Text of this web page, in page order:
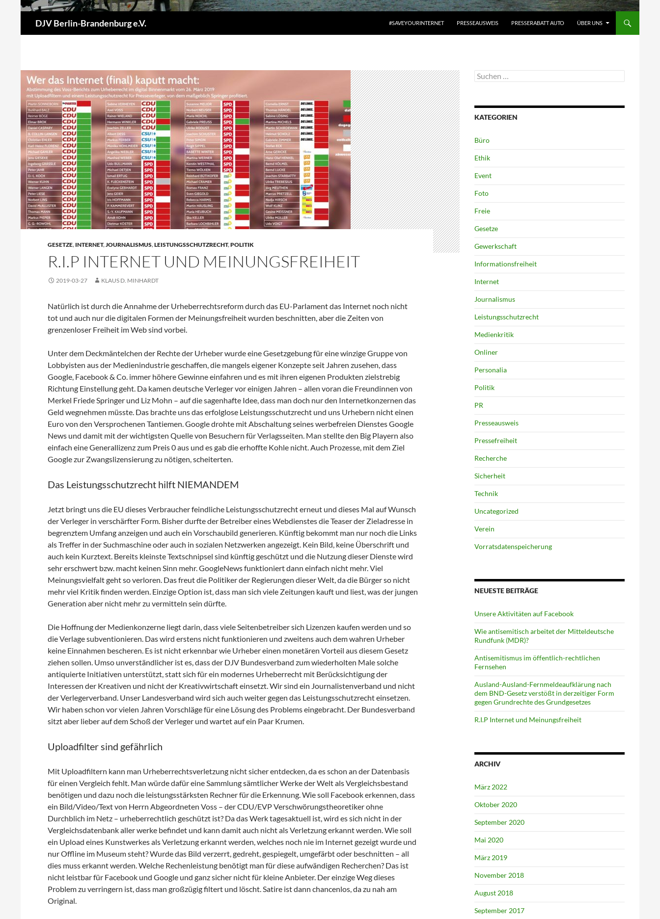
DJV Berlin-Brandenburg e.V. #SAVEYOURINTERNET PRESSEAUSWEIS PRESSERABATT AUTO ÜBER UNS
GESETZE, INTERNET,JOURNALISMUS,LEISTUNGSSCHUTZRECHT,POLITIK
R.I.P INTERNET UND MEINUNGSFREIHEIT
2019-03-27 KLAUS D. MINHARDT
Natürlich ist durch die Annahme der Urheberrechtsreform durch das EU-Parlament das Internet noch nicht
tot und auch nur die digitalen Formen der Meinungsfreiheit wurden beschnitten, aber die Zeiten von
grenzenloser Freiheit im Web sind vorbei.
Unter dem Deckmäntelchen der Rechte der Urheber wurde eine Gesetzgebung für eine winzige Gruppe von
Lobbyisten aus der Medienindustrie geschaffen, die mangels eigener Konzepte seit Jahren zusehen, dass
Google, Facebook & Co. immer höhere Gewinne einfahren und es mit ihren eigenen Produkten zielstrebig
Richtung Einstellung geht. Da kamen deutsche Verleger vor einigen Jahren – allen voran die Freundinnen von
Merkel Friede Springer und Liz Mohn – auf die sagenhafte Idee, dass man doch nur den Internetkonzernen das
Geld wegnehmen müsste. Das brachte uns das erfolglose Leistungsschutzrecht und uns Urhebern nicht einen
Euro von den Versprochenen Tantiemen. Google drohte mit Abschaltung seines werbefreien Dienstes Google
News und damit mit der wichtigsten Quelle von Besuchern für Verlagsseiten. Man stellte den Big Playern also
einfach eine Generallizenz zum Preis 0 aus und es gab die erhoffte Kohle nicht. Auch Prozesse, mit dem Ziel
Google zur Zwangslizensierung zu nötigen, scheiterten.
Das Leistungsschutzrecht hilft NIEMANDEM
Jetzt bringt uns die EU dieses Verbraucher feindliche Leistungsschutzrecht erneut und dieses Mal auf Wunsch
der Verleger in verschärfter Form. Bisher durfte der Betreiber eines Webdienstes die Teaser der Zieladresse in
begrenztem Umfang anzeigen und auch ein Vorschaubild generieren. Künftig bekommt man nur noch die Links
als Treffer in der Suchmaschine oder auch in sozialen Netzwerken angezeigt. Kein Bild, keine Überschrift und
auch kein Kurztext. Bereits kleinste Textschnipsel sind künftig geschützt und die Nutzung dieser Dienste wird
sehr erschwert bzw. macht keinen Sinn mehr. GoogleNews funktioniert dann einfach nicht mehr. Viel
Meinungsvielfalt geht so verloren. Das freut die Politiker der Regierungen dieser Welt, da die Bürger so nicht
mehr viel Kritik finden werden. Einzige Option ist, dass man sich viele Zeitungen kauft und liest, was der jungen
Generation aber nicht mehr zu vermitteln sein dürfte.
Die Hoffnung der Medienkonzerne liegt darin, dass viele Seitenbetreiber sich Lizenzen kaufen werden und so
die Verlage subventionieren. Das wird erstens nicht funktionieren und zweitens auch dem wahren Urheber
keine Einnahmen bescheren. Es ist nicht erkennbar wie Urheber einen monetären Vorteil aus diesem Gesetz
ziehen sollen. Umso unverständlicher ist es, dass der DJV Bundesverband zum wiederholten Male solche
antiquierte Initiativen unterstützt, statt sich für ein modernes Urheberrecht mit Berücksichtigung der
Interessen der Kreativen und nicht der Kreativwirtschaft einsetzt. Wir sind ein Journalistenverband und nicht
der Verlegerverband. Unser Landesverband wird sich auch weiter gegen das Leistungsschutzrecht einsetzen.
Wir haben schon vor vielen Jahren Vorschläge für eine Lösung des Problems eingebracht. Der Bundesverband
sitzt aber lieber auf dem Schoß der Verleger und wartet auf ein Paar Krumen.
Uploadfilter sind gefährlich
Mit Uploadfiltern kann man Urheberrechtsverletzung nicht sicher entdecken, da es schon an der Datenbasis
für einen Vergleich fehlt. Man würde dafür eine Sammlung sämtlicher Werke der Welt als Vergleichsbestand
benötigen und dazu noch die leistungsstärksten Rechner für die Erkennung. Wie soll Facebook erkennen, dass
ein Bild/Video/Text von Herrn Abgeordneten Voss – der CDU/EVP Verschwörungstheoretiker ohne
Durchblich im Netz – urheberrechtlich geschützt ist? Da das Werk tagesaktuell ist, wird es sich nicht in der
Vergleichsdatenbank aller werke befindet und kann damit auch nicht als Verletzung erkannt werden. Wie soll
ein Upload eines Kunstwerkes als Verletzung erkannt werden, welches noch nie im Internet gezeigt wurde und
nur Offline im Museum steht? Wurde das Bild verzerrt, gedreht, gespiegelt, umgefärbt oder beschnitten – all
dies muss erkannt werden. Welche Rechenleistung benötigt man für diese aufwändigen Recherchen? Das ist
nicht leistbar für Facebook und Google und ganz sicher nicht für kleine Anbieter. Der einzige Weg dieses
Problem zu verringern ist, dass man großzügig filtert und löscht. Satire ist dann chancenlos, da zu nah am
Original.
Suchen
nach:
KATEGORIEN
Büro
Ethik
Event
Foto
Freie
Gesetze
Gewerkschaft
Informationsfreiheit
Internet
Journalismus
Leistungsschutzrecht
Medienkritik
Onliner
Personalia
Politik
PR
Presseausweis
Pressefreiheit
Recherche
Sicherheit
Technik
Uncategorized
Verein
Vorratsdatenspeicherung
NEUESTE BEITRÄGE
Unsere Aktivitäten auf Facebook
Wie antisemitisch arbeitet der Mitteldeutsche
Rundfunk (MDR)?
Antisemitismus im öffentlich-rechtlichen
Fernsehen
Ausland-Ausland-Fernmeldeaufklärung nach
dem BND-Gesetz verstößt in derzeitiger Form
gegen Grundrechte des Grundgesetzes
R.I.P Internet und Meinungsfreiheit
ARCHIV
März 2022
Oktober 2020
September 2020
Mai 2020
März 2019
November 2018
August 2018
September 2017